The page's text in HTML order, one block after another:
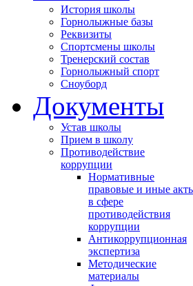
История школы
Горнолыжные базы
Реквизиты
Спортсмены школы
Тренерский состав
Горнолыжный спорт
Сноуборд
Документы
Устав школы
Прием в школу
Противодействие
коррупции
Нормативные
правовые и иные
в сфере
противодействия
коррупции
Антикоррупционная
экспертиза
Методические
материалы